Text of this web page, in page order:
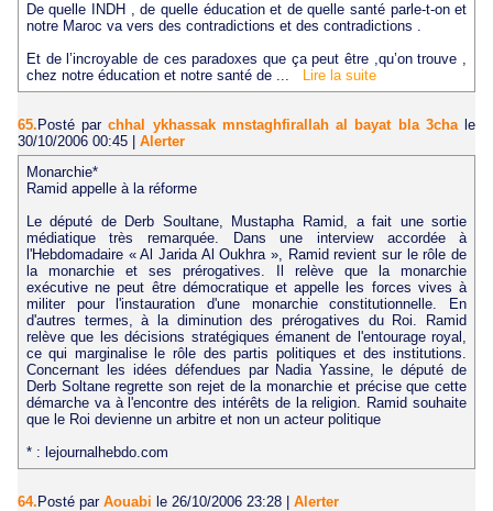
De quelle INDH , de quelle éducation et de quelle santé parle-t-on et
notre Maroc va vers des contradictions et des contradictions .
Et de l’incroyable de ces paradoxes que ça peut être ,qu’on trouve ,
chez notre éducation et notre santé de ...
Lire la suite
65. Posté parchhal ykhassak mnstaghfirallah al bayat bla 3cha
le
30/10/2006 00:45
Alerter
Monarchie*
Ramid appelle à la réforme
Le député de Derb Soultane, Mustapha Ramid, a fait une sortie
médiatique très remarquée. Dans une interview accordée à
l'Hebdomadaire « Al Jarida Al Oukhra », Ramid revient sur le rôle de
la monarchie et ses prérogatives. Il relève que la monarchie
exécutive ne peut être démocratique et appelle les forces vives à
militer pour l'instauration d'une monarchie constitutionnelle. En
d'autres termes, à la diminution des prérogatives du Roi. Ramid
relève que les décisions stratégiques émanent de l'entourage royal,
ce qui marginalise le rôle des partis politiques et des institutions.
Concernant les idées défendues par Nadia Yassine, le député de
Derb Soltane regrette son rejet de la monarchie et précise que cette
démarche va à l'encontre des intérêts de la religion. Ramid souhaite
que le Roi devienne un arbitre et non un acteur politique
* : lejournalhebdo.com
64.Posté par Aouabi le 26/10/2006 23:28 | Alerter